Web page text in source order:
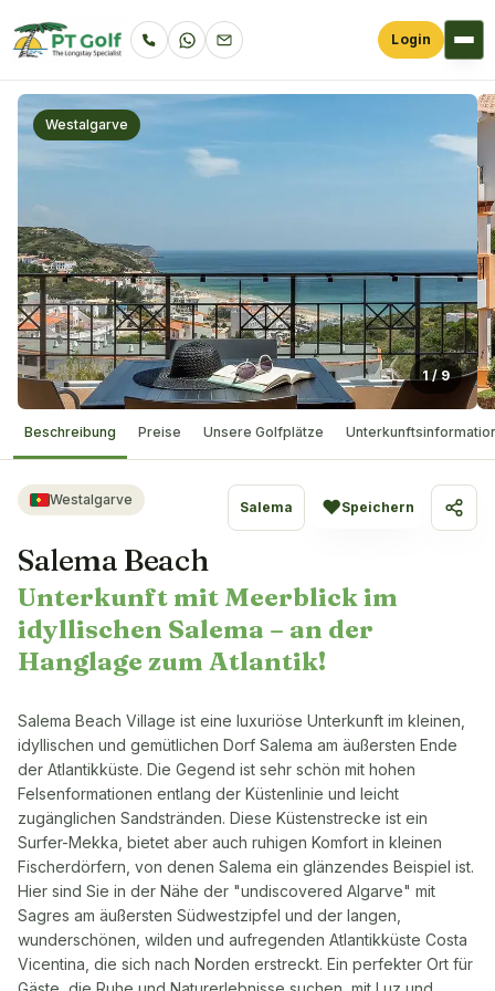
Login
Westalgarve
1/9
Beschreibung Preise Unsere Golfplätze
Salema ♥Speichern
Westalgarve
Salema Beach
Unterkunft mit Meerblick im
idyllischen Salema – an der
Hanglage zum Atlantik!
Salema Beach Village ist eine luxuriöse Unterkunft im kleinen,
idyllischen und gemütlichen Dorf Salema am äußersten Ende
der Atlantikküste. Die Gegend ist sehr schön mit hohen
Felsenformationen entlang der Küstenlinie und leicht
zugänglichen Sandstränden. Diese Küstenstrecke ist ein
Surfer-Mekka, bietet aber auch ruhigen Komfort in kleinen
Fischerdörfern, von denen Salema ein glänzendes Beispiel ist.
Hier sind Sie in der Nähe der "undiscovered Algarve" mit
Sagres am äußersten Südwestzipfel und der langen,
wunderschönen, wilden und aufregenden Atlantikküste Costa
Vicentina, die sich nach Norden erstreckt. Ein perfekter Ort für